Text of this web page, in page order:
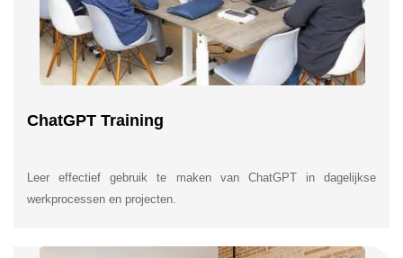
ChatGPT Training
Leer effectief gebruik te maken van ChatGPT in dagelijkse
werkprocessen en projecten.